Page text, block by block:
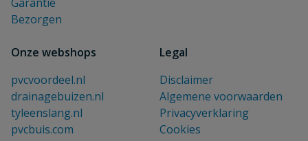
Bezorgen
Onze webshops
pvcvoordeel.nl
drainagebuizen.nl
tyleenslang.nl
pvcbuis.com
Legal
Disclaimer
Algemene voorwaarden
Privacyverklaring
Cookies